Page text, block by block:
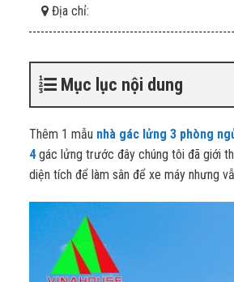
Địa chỉ:
Mục lục nội dung
Thêm 1 mẫu nhà gác lửng 3 phòng
4gác lửng trước đây chúng tôi đã giới
diện tích để làm sân để xe máy nhưng